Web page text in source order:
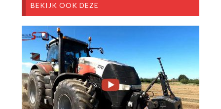
BEKIJK OOK DEZE